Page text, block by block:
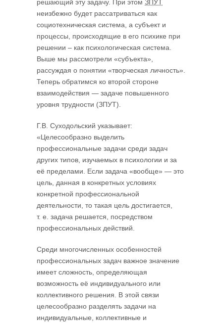
решающий эту задачу. При этом ЗПУТ
неизбежно будет рассатриваться как
социотехническая система, а субъект и
процессы, происходящие в его психике при
решении – как психологическая система.
Выше мы рассмотрели «субъекта»,
рассуждая о понятии «творческая личность».
Теперь обратимся ко второй стороне
взаимодействия — задаче повышенного
уровня трудности (ЗПУТ).
Г.В. Суходольский указывает:
«Целесообразно выделить
профессиональные задачи среди задач
других типов, изучаемых в психологии и за
её пределами. Если задача «вообще» — это
цель, данная в конкретных условиях
конкретной профессиональной
деятельности, то такая цель достигается,
т. е. задача решается, посредством
профессиональных действий.
Среди многочисленных особенностей
профессиональных задач важное значение
имеет сложность, определяющая
возможность её индивидуального или
коллективного решения. В этой связи
целесообразно разделять задачи на
индивидуальные, коллективные и